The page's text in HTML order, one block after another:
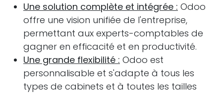
Une solution complète et intégrée : Odoo
offre une vision unifiée de l'entreprise,
permettant aux experts-comptables de
gagner en efficacité et en productivité.
Une grande flexibilité : Odoo est
personnalisable et s'adapte à tous les
types de cabinets et à toutes les tailles